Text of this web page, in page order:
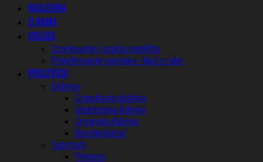
NASLOVNA
O NAMA
USLUGE
Uzorkovanje i analiza zemljišta
Projektovanje voćnjaka – ključ u ruke
PROIZVODI
Đubriva
Granulisana đubriva
Vodotopiva đubriva
Organska đubriva
Biostimulatori
Supstrati
Primena